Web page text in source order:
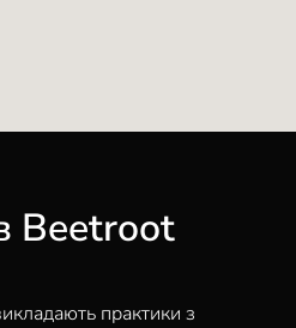
Beetroot
практики з